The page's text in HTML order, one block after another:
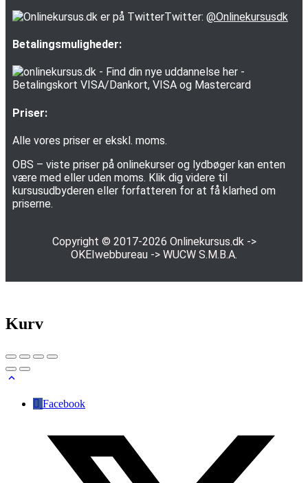
Twitter: @Onlinekursusdk
Betalingsmuligheder:
Priser:
Alle vores priser er ekskl. moms.
OBS – viste priser på onlinekurser og lydbøger kan enten
være med eller uden moms. Klik dig videre til
kursusudbyderen eller forfatteren for at få klarhed om
priserne.
Copyright © 2017-2026 Onlinekursus.dk->
OKEIwebbureau -> WUCW S.M.B.A.
Kurv
Facebook